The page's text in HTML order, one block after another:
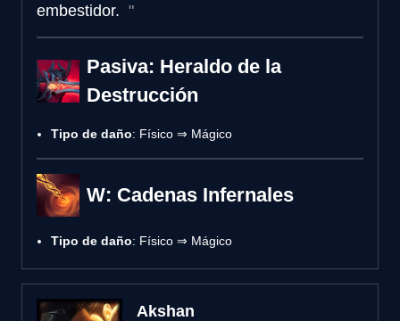
embestidor.
Pasiva: Heraldo de la
Destrucción
Tipo de daño: Físico ⇒ Mágico
W: Cadenas Infernales
Tipo de daño: Físico ⇒ Mágico
Akshan